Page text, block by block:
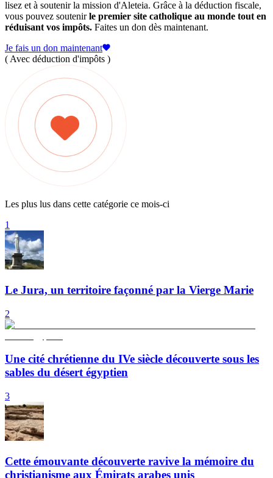
lisez et à soutenir la mission d'Aleteia. Grâce à la déduction fiscale,
vous pouvez soutenirle premier site catholique au monde tout en
réduisant vos impôts. Faites un don dès maintenant.
Je fais un don maintenant
( Avec déduction d'impôts )
Les plus lus dans cette catégorie ce mois-ci
1
Le Jura, un territoire façonné par la Vierge Marie
2
Une cité chrétienne du IVe siècle découverte sous les
sables du désert égyptien
3
Cette émouvante découverte ravive la mémoire du
christianisme aux Émirats arabes unis